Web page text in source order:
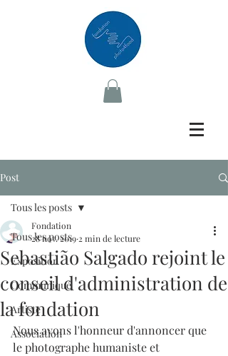
Post
Tous les posts
Exposition
Communiqué
Artiste
Association
Tous les posts
Sebastião Salgado rejoint le
conseil d'administration de
la fondation
Fondation
28 nov. 20192 min de lecture
Nous avons l'honneur d'annoncer que
le photographe humaniste et